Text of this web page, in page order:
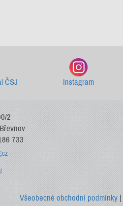
ČSJ Instagram
2
733
Všeobecné obchodní podmínky